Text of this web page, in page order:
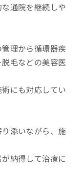
通院を継続しや
理から循環器疾
毛などの美容医
にも対応してい
添いながら、施
納得して治療に